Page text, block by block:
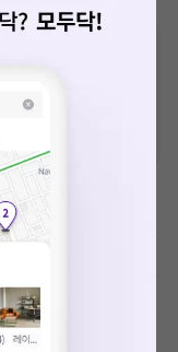
병원마다 금액이 다르게